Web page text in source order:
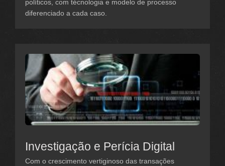
políticos, com técnologia e modelo de processo
diferenciado a cada caso.
Investigação e Perícia Digital
Com o crescimento vertiginoso das transações